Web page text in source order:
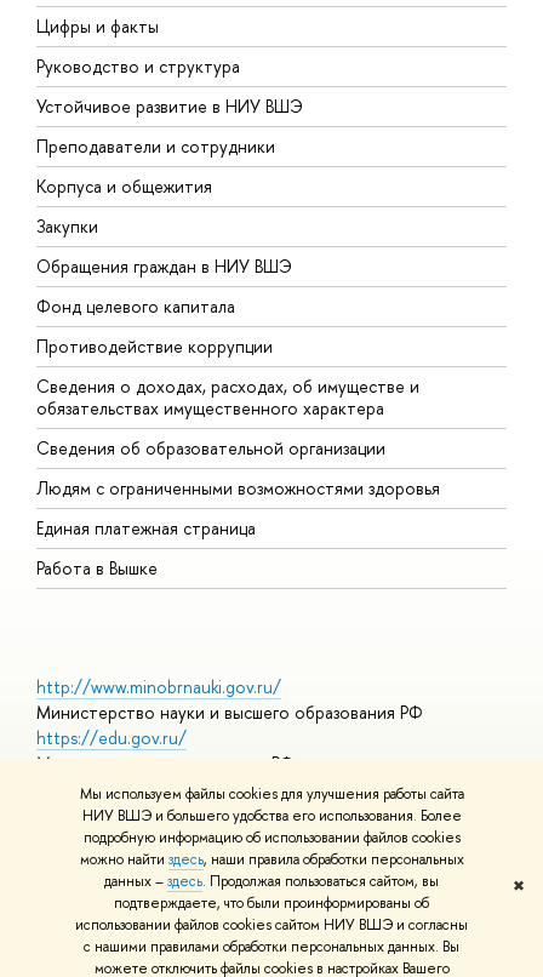
Мы используем файлы cookies для улучшения работы сайта
НИУ ВШЭ и большего удобства его использования. Более
подробную информацию об использовании файлов cookies
можно найти здесь, наши правила обработки персональных
данных –здесь. Продолжая пользоваться сайтом, вы
подтверждаете, что были проинформированы об
использовании файлов cookies сайтом НИУ ВШЭ и согласны
с нашими правилами обработки персональных данных. Вы
можете отключить файлы cookies в настройках Вашего
✖
Цифры и факты
Руководство и структура
Устойчивое развитие в НИУ ВШЭ
Преподаватели и сотрудники
Корпуса и общежития
Закупки
Обращения граждан в НИУ ВШЭ
Фонд целевого капитала
Противодействие коррупции
Сведения о доходах, расходах, об имуществе и
обязательствах имущественного характера
Сведения об образовательной организации
Людям с ограниченными возможностями здоровья
Единая платежная страница
Работа в Вышке
http://www.minobrnauki.gov.ru/
Министерство науки и высшего образования РФ
https://edu.gov.ru/
Министерство просвещения РФ
https://elearning.hse.ru/mooc
Массовые открытые онлайн-курсы
© НИУ ВШЭ 1993–2026 Адреса и контактыУсловия
использования материалов Политика конфиденциальности
Шрифты HSE Sans и HSE Slab разработаны вШколе дизайна НИУ